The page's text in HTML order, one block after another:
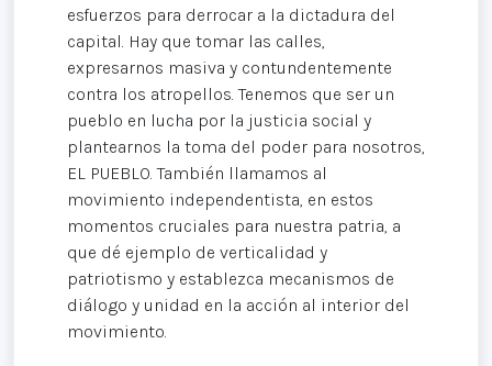
esfuerzos para derrocar a la dictadura del
capital. Hay que tomar las calles,
expresarnos masiva y contundentemente
contra los atropellos. Tenemos que ser un
pueblo en lucha por la justicia social y
plantearnos la toma del poder para nosotros,
EL PUEBLO. También llamamos al
movimiento independentista, en estos
momentos cruciales para nuestra patria, a
que dé ejemplo de verticalidad y
patriotismo y establezca mecanismos de
diálogo y unidad en la acción al interior del
movimiento.